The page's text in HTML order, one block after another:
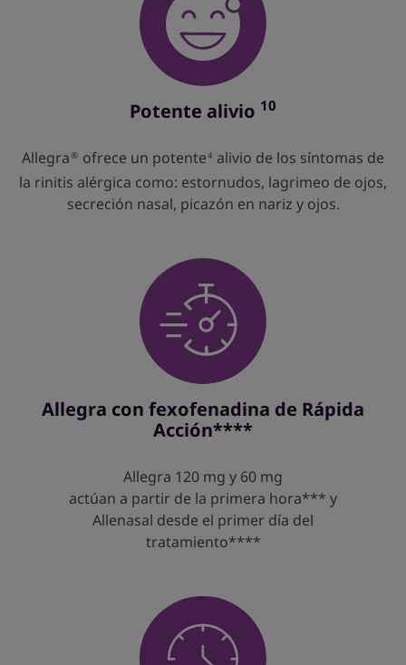
Potente alivio 10
Allegra® ofrece un potente4 alivio de los síntomas de
la rinitis alérgica como: estornudos, lagrimeo de ojos,
secreción nasal, picazón en nariz y ojos.
Allegra con fexofenadina de Rápida
Acción****
Allegra 120 mg y 60 mg
actúan a partir de la primera hora*** y
Allenasal desde el primer día del
tratamiento****